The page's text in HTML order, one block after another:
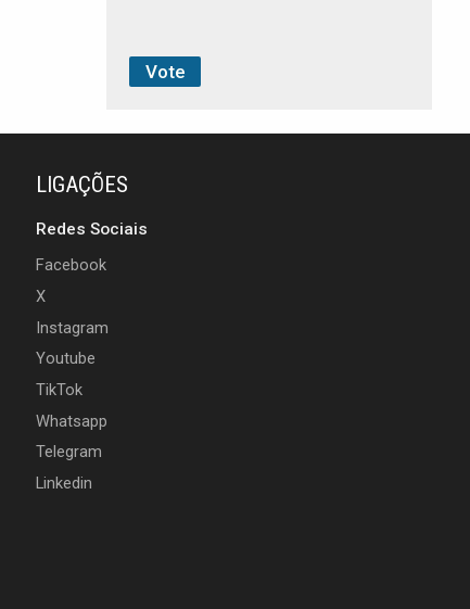
LIGAÇÕES
Redes Sociais
Facebook
X
Instagram
Youtube
TikTok
Whatsapp
Telegram
Linkedin